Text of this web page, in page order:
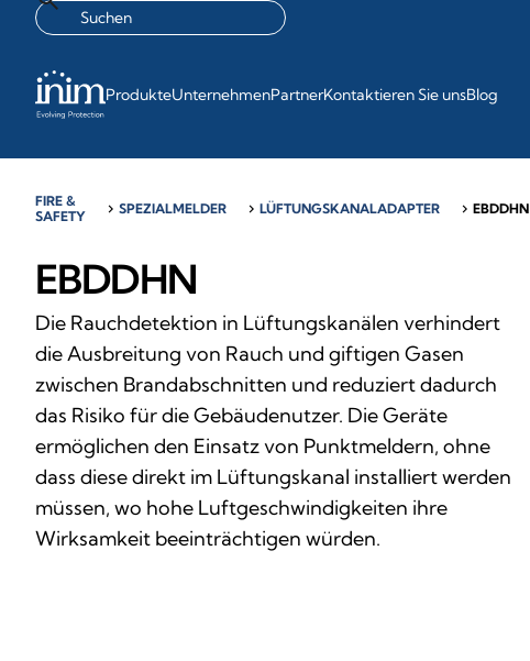
ProdukteUnternehmenPartnerKontaktieren Sie unsBlog
FIRE &
SAFETY
chevron_right SPEZIALMELDER chevron_right LÜFTUNGSKANALADAPTER chevron_right EBDDHN
EBDDHN
Die Rauchdetektion in Lüftungskanälen verhindert
die Ausbreitung von Rauch und giftigen Gasen
zwischen Brandabschnitten und reduziert dadurch
das Risiko für die Gebäudenutzer. Die Geräte
ermöglichen den Einsatz von Punktmeldern, ohne
dass diese direkt im Lüftungskanal installiert werden
müssen, wo hohe Luftgeschwindigkeiten ihre
Wirksamkeit beeinträchtigen würden.